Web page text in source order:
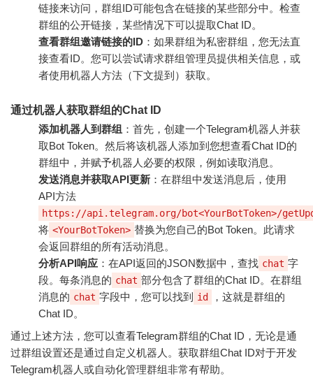
链接来访问，群组ID可能包含在链接的某些部分中。检查
群组的公开链接，某些情况下可以提取Chat ID。
查看群组邀请链接的ID ：如果群组为私密群组，您无法直
接查看ID。您可以尝试请求群组管理员提供相关信息，或
者使用机器人方法（下文提到）获取。
通过机器人获取群组的Chat ID
添加机器人到群组 ：首先，创建一个Telegram机器人并获
取Bot Token。然后将该机器人添加到您想查看Chat ID的
群组中，并赋予机器人必要的权限，例如读取消息。
发送消息并获取API更新 ：在群组中发送消息后，使用
API方法
https://api.telegram.org/bot<YourBotToken>/
将 <YourBotToken> 替换为您自己的Bot Token。此请求
会返回群组的所有活动消息。
分析API响应 ：在API返回的JSON数据中，查找 chat 字
段。每条消息的 chat 部分包含了群组的Chat ID。在群组
消息的 chat 字段中，您可以找到 id
，这就是群组的
Chat ID。
通过上述方法，您可以查看Telegram群组的Chat ID，无论是通
过群组设置还是通过自定义机器人。获取群组Chat ID对于开发
Telegram机器人或自动化管理群组非常有帮助。